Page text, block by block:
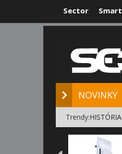
Sector
NOVINKY
Trendy:HISTÓRIA